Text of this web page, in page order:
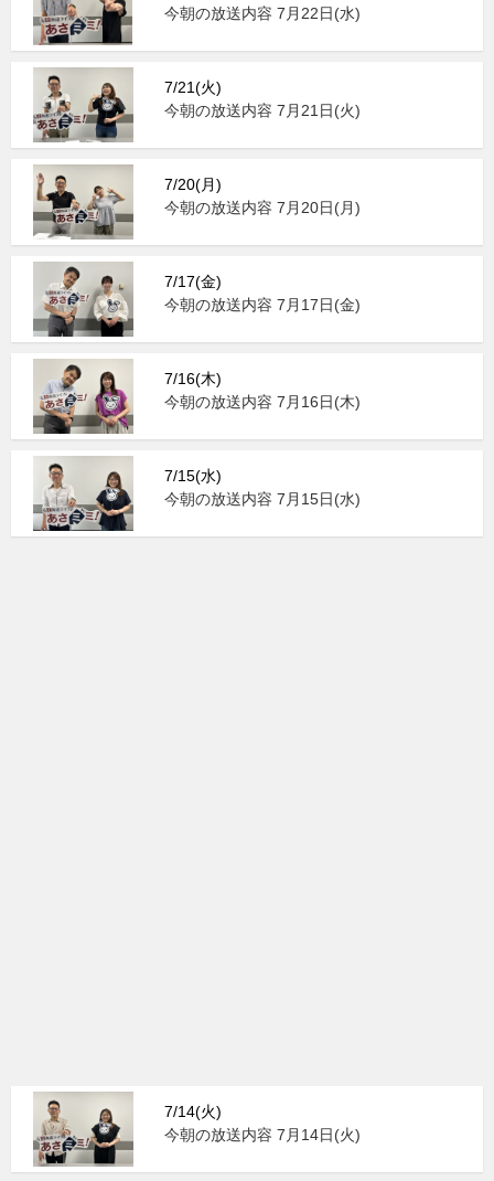
今朝の放送内容 7月22日(水)
7/21(火)
今朝の放送内容 7月21日(火)
7/20(月)
今朝の放送内容 7月20日(月)
7/17(金)
今朝の放送内容 7月17日(金)
7/16(木)
今朝の放送内容 7月16日(木)
7/15(水)
今朝の放送内容 7月15日(水)
7/14(火)
今朝の放送内容 7月14日(火)